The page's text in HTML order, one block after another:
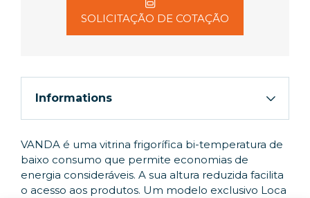
SOLICITAÇÃO DE COTAÇÃO
Informations
VANDA é uma vitrina frigorífica bi-temperatura de
baixo consumo que permite economias de
energia consideráveis. A sua altura reduzida facilita
o acesso aos produtos. Um modelo exclusivo Loca